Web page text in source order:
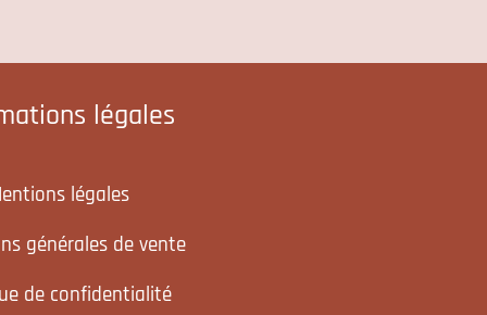
légales
légales
générales de vente
de confidentialité